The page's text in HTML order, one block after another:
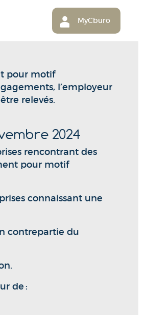
MyCburo
pour motif
l’employeur
relevés.
2024
rencontrant des
pour motif
connaissant une
contrepartie du
de :